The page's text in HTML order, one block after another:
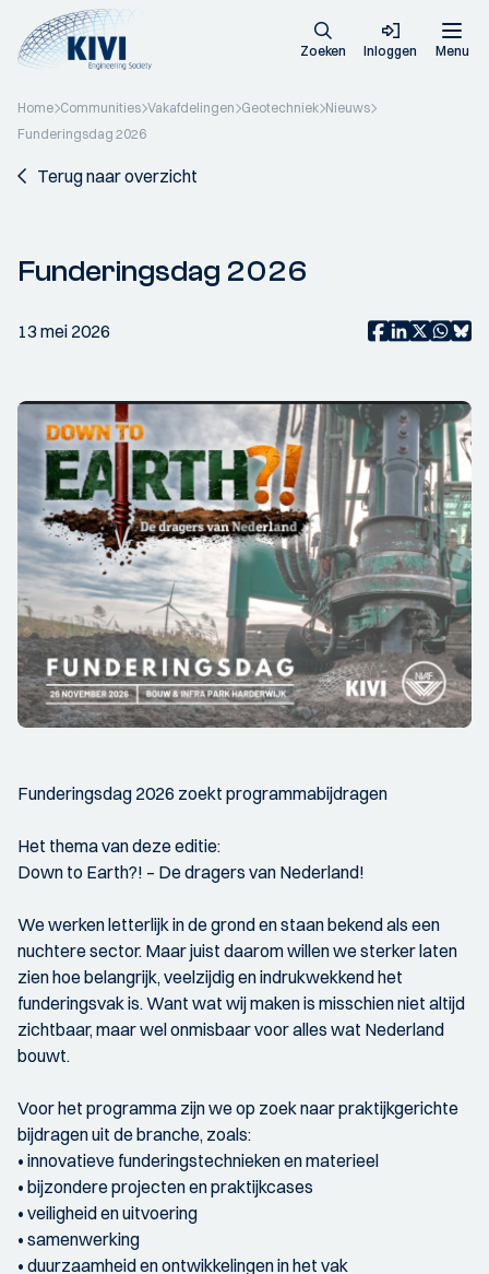
Zoeken Inloggen Menu
Home Communities Vakafdelingen Geotechniek Nieuws
Funderingsdag 2026
Terug naar overzicht
Funderingsdag 2026
13 mei 2026
Funderingsdag 2026 zoekt programmabijdragen
Het thema van deze editie:
Down to Earth?! – De dragers van Nederland!
We werken letterlijk in de grond en staan bekend als een
nuchtere sector. Maar juist daarom willen we sterker laten
zien hoe belangrijk, veelzijdig en indrukwekkend het
funderingsvak is. Want wat wij maken is misschien niet altijd
zichtbaar, maar wel onmisbaar voor alles wat Nederland
bouwt.
Voor het programma zijn we op zoek naar praktijkgerichte
bijdragen uit de branche, zoals:
• innovatieve funderingstechnieken en materieel
• bijzondere projecten en praktijkcases
• veiligheid en uitvoering
• samenwerking
• duurzaamheid en ontwikkelingen in het vak